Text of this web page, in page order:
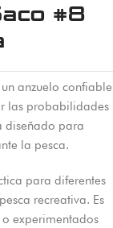
#8
anzuelo confiable
las probabilidades
diseñado para
la pesca.
para diferentes
recreativa. Es
experimentados